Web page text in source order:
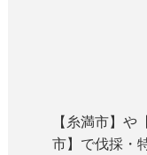
【糸満市】
市】で伐採・